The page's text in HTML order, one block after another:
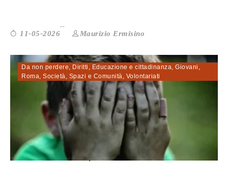
11-05-2026 Maurizio Ermisino
Da non perdere, Diritti , Educazione e cittadinanza, Giovani ,
Roma, Società, Spazi e Comunità, Volontariati
Abusi sui minori, Abo Loha: «Fare sis...